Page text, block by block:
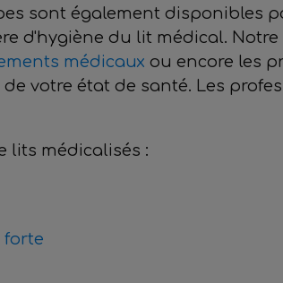
sont également disponibles
d'hygiène du lit médical.
médicaux ou encore les
votre état de santé. Les
lits médicalisés :
forte